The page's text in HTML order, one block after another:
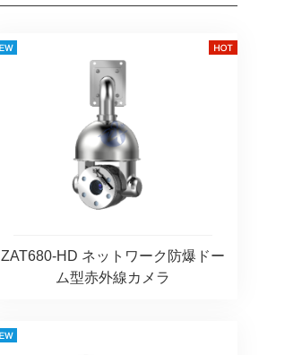
ZAT680-HD ネットワーク防爆ドー
ム型赤外線カメラ